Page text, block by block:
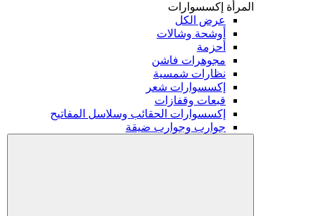
المرأة إكسسوارات
عرض الكل
أوشحة وشالات
أحزمة
مجوهرات فاشن
نظارات شمسية
إكسسوارات شعر
قبعات وقفازات
إكسسوارات الحقائب وسلاسل المفاتيح
جوارب وجوارب ضيقة